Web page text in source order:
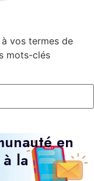
vos termes de
mots-clés
en
la